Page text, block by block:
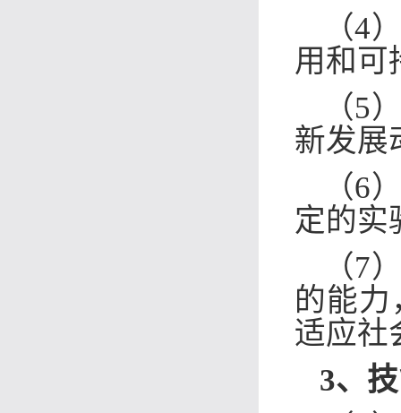
（4
用和 可
（5
新发展
（6
定的实
（7
的能力
适应社
3、